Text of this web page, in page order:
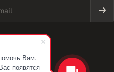
Вам.
появятся